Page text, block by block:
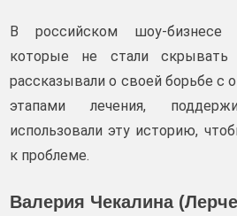
В российском шоу-бизнесе
которые не стали
рассказывали о своей борьбе с
этапами лечения,
использовали эту историю,
к проблеме.
Валерия Чекалина